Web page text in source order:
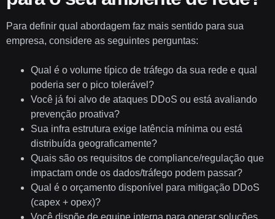
Para definir qual abordagem faz mais sentido para sua
empresa, considere as seguintes perguntas:
Qual é o volume típico de tráfego da sua rede e qual
poderia ser o pico tolerável?
Você já foi alvo de ataques DDoS ou está avaliando
prevenção proativa?
Sua infra estrutura exige latência mínima ou está
distribuída geograficamente?
Quais são os requisitos de compliance/regulação que
impactam onde os dados/tráfego podem passar?
Qual é o orçamento disponível para mitigação DDoS
(capex + opex)?
Você dispõe de equipe interna para operar soluções